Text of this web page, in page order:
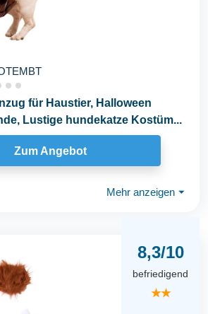
für Haustier, Halloween
Lustige hundekatze Kostüm...
Zum Angebot
Mehr anzeigen ⏷
8,3/10
befriedigend
★★